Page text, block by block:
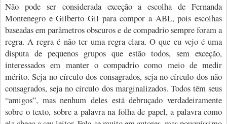
Não pode ser considerada exceção a escolha de Fernanda
Montenegro e Gilberto Gil para compor a ABL, pois escolhas
baseadas em parâmetros obscuros e de compadrio sempre foram a
regra. A regra é não ter uma regra clara. O que eu vejo é uma
disputa de pequenos grupos que estão todos, sem exceção,
interessados em manter o compadrio como meio de medir
mérito. Seja no círculo dos consagrados, seja no círculo dos não
consagrados, seja no círculo dos marginalizados. Todos têm seus
“amigos”, mas nenhum deles está debruçado verdadeiramente
sobre o texto, sobre a palavra na folha de papel, a palavra como